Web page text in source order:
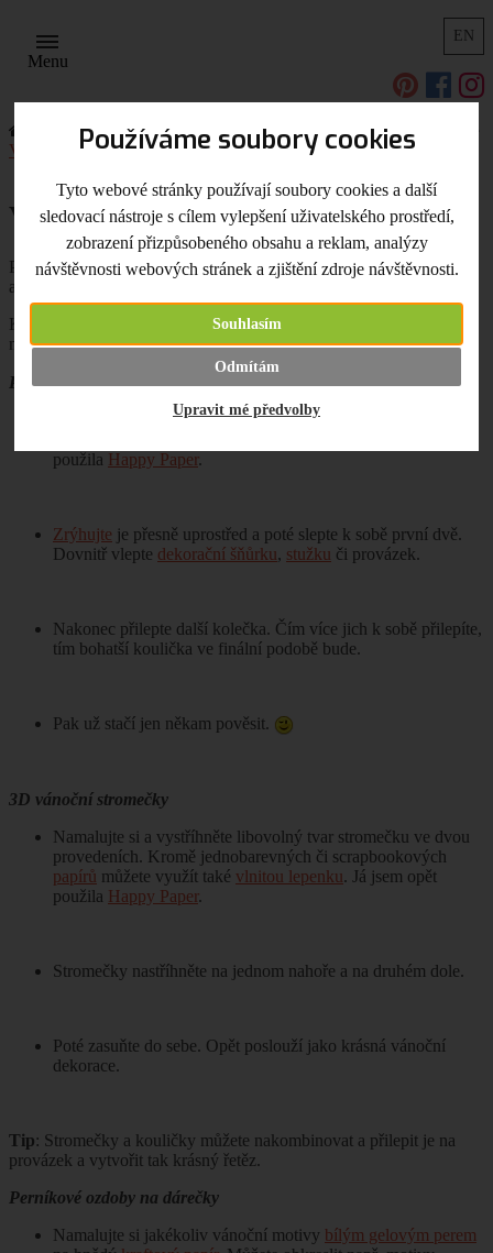
Používáme soubory cookies
Tyto webové stránky používají soubory cookies a další
sledovací nástroje s cílem vylepšení uživatelského prostředí,
zobrazení přizpůsobeného obsahu a reklam, analýzy
návštěvnosti webových stránek a zjištění zdroje návštěvnosti.
Souhlasím
Odmítám
Upravit mé předvolby
EN
Menu
Úvodní strana Užitečné odkazy, tipy a triky
Scrapbooking
Vánoční scrapbooking
Vánoční papírové dekorace
Vánoční papírové dekorace
Přejeme krásnou druhou adventní neděli! Jsme tu s dalším
adventním návodem. Tentokráte na papírové vánoční dekorace.
Kdo by totiž neměl rád vlastnoručně vyrobené ozdoby, kterými
můžete vyzdobit své domovy, dárky apod...
Papírové kouličky
Z různých scrapbookových či jednobarevných
použila Happy Paper.
Zrýhujte je přesně uprostřed a poté slepte k sobě první dvě.
Dovnitř vlepte dekorační šňůrku, stužku či provázek.
Nakonec přilepte další kolečka. Čím více jich k sobě přilepíte,
tím bohatší koulička ve finální podobě bude.
Pak už stačí jen někam pověsit.
3D vánoční stromečky
Namalujte si a vystříhněte libovolný tvar stromečku ve dvou
provedeních. Kromě jednobarevných či scrapbookových
papírů můžete využít také vlnitou lepenku. Já jsem opět
použila Happy Paper.
Stromečky nastříhněte na jednom nahoře a na druhém dole.
Poté zasuňte do sebe. Opět poslouží jako krásná vánoční
dekorace.
Tip: Stromečky a kouličky můžete nakombinovat a přilepit je na
provázek a vytvořit tak krásný řetěz.
Perníkové ozdoby na dárečky
Namalujte si jakékoliv vánoční motivy bílým gelovým perem